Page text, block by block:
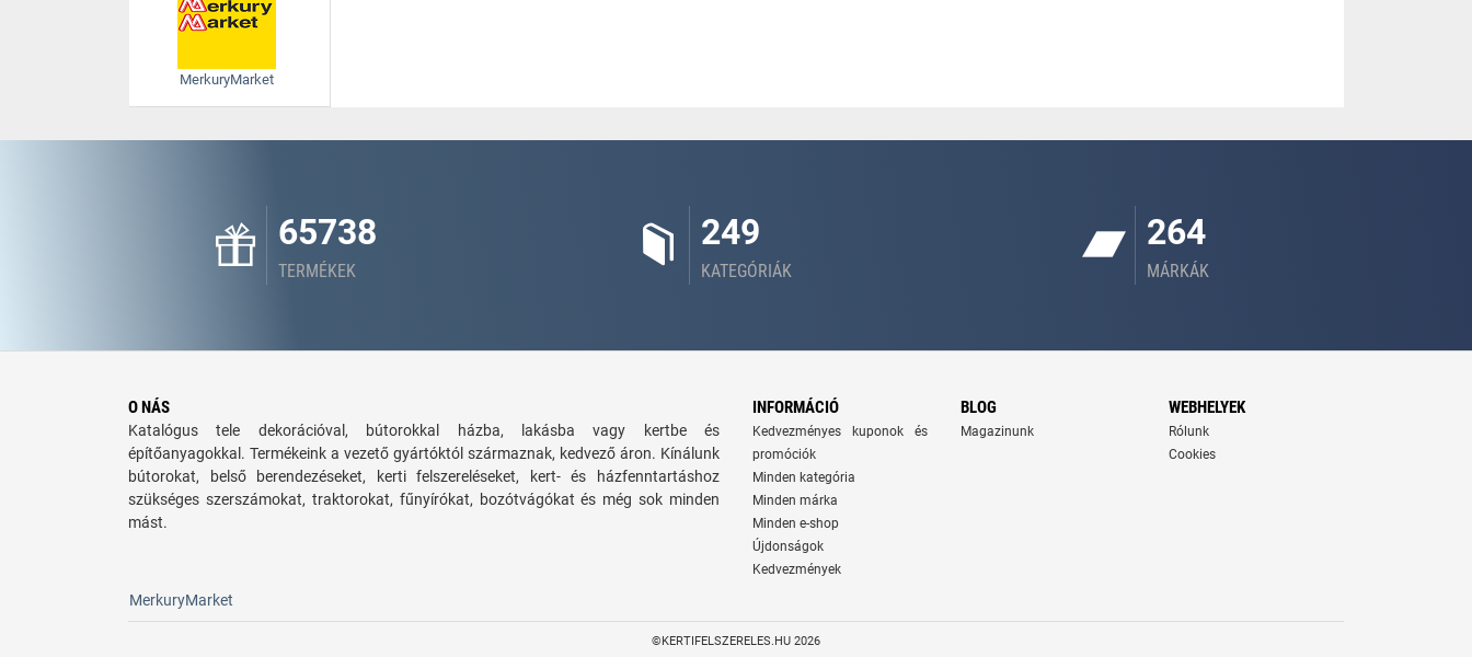
MerkuryMarket
65738
TERMÉKEK
249
KATEGÓRIÁK
264
MÁRKÁK
O NÁS
Katalógus tele dekorációval, bútorokkal házba, lakásba vagy kertbe és
építőanyagokkal. Termékeink a vezető gyártóktól származnak, kedvező áron. Kínálunk
bútorokat, belső berendezéseket, kerti felszereléseket, kert- és házfenntartáshoz
szükséges szerszámokat, traktorokat, fűnyírókat, bozótvágókat és még sok minden
mást.
INFORMÁCIÓ
Kedvezményes kuponok és
promóciók
Minden kategória
Minden márka
Minden e-shop
Újdonságok
Kedvezmények
BLOG
Magazinunk
WEBHELYEK
Rólunk
Cookies
MerkuryMarket
©KERTIFELSZERELES.HU 2026